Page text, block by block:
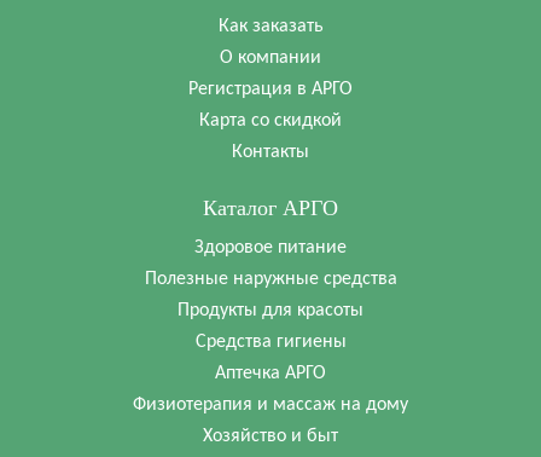
Как заказать
О компании
Регистрация в АРГО
Карта со скидкой
Контакты
Каталог АРГО
Здоровое питание
Полезные наружные средства
Продукты для красоты
Средства гигиены
Аптечка АРГО
Физиотерапия и массаж на дому
Хозяйство и быт